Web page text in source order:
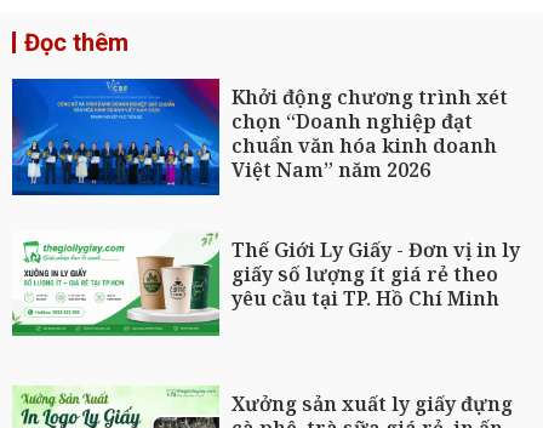
Đọc thêm
Khởi động chương trình xét
chọn “Doanh nghiệp đạt
chuẩn văn hóa kinh doanh
Việt Nam” năm 2026
Thế Giới Ly Giấy - Đơn vị in ly
giấy số lượng ít giá rẻ theo
yêu cầu tại TP. Hồ Chí Minh
Xưởng sản xuất ly giấy đựng